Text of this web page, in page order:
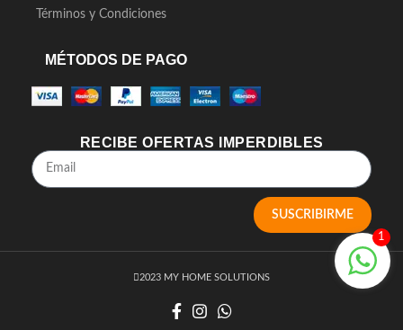
Términos y Condiciones
MÉTODOS DE PAGO
RECIBE OFERTAS IMPERDIBLES
SUSCRIBIRME
2023 MY HOME SOLUTIONS
1